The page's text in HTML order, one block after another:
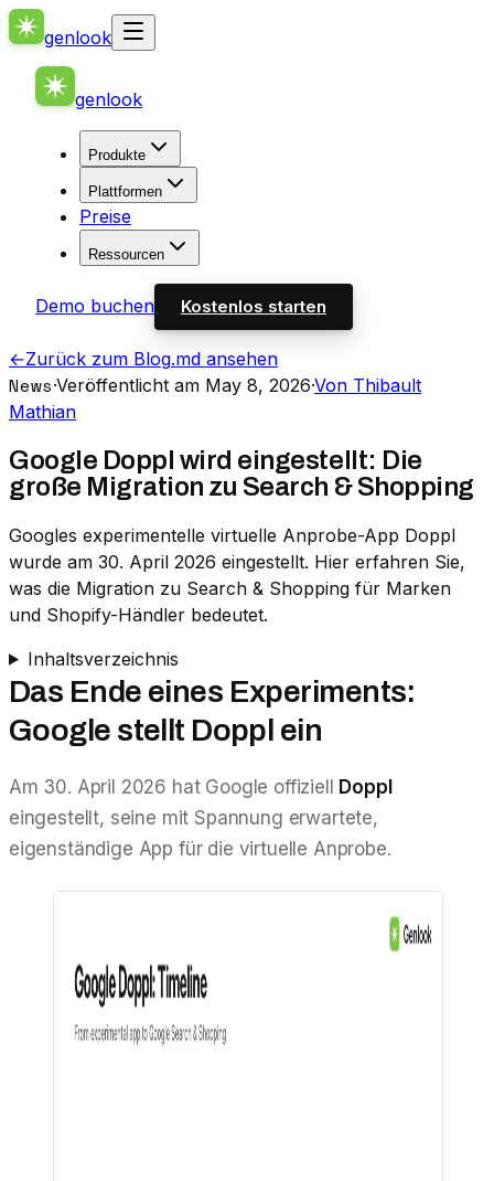
genlook
genlook
Produkte
Plattformen
Preise
Ressourcen
Demo buchen Kostenlos starten
←Zurück zum Blog.md ansehen
News·Veröffentlicht am May 8, 2026·Von Thibault
Mathian
Google Doppl wird eingestellt: Die
große Migration zu Search & Shopping
Googles experimentelle virtuelle Anprobe-App Doppl
wurde am 30. April 2026 eingestellt. Hier erfahren Sie,
was die Migration zu Search & Shopping für Marken
und Shopify-Händler bedeutet.
Inhaltsverzeichnis
Das Ende eines Experiments:
Google stellt Doppl ein
Am 30. April 2026 hat Google offiziell Doppl
eingestellt, seine mit Spannung erwartete,
eigenständige App für die virtuelle Anprobe.